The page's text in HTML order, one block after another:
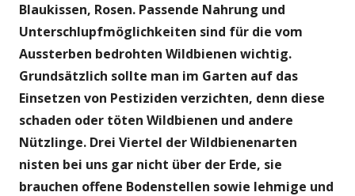
Blaukissen, Rosen. Passende Nahrung und
Unterschlupfmöglichkeiten sind für die vom
Aussterben bedrohten Wildbienen wichtig.
Grundsätzlich sollte man im Garten auf das
Einsetzen von Pestiziden verzichten, denn diese
schaden oder töten Wildbienen und andere
Nützlinge. Drei Viertel der Wildbienenarten
nisten bei uns gar nicht über der Erde, sie
brauchen offene Bodenstellen sowie lehmige und